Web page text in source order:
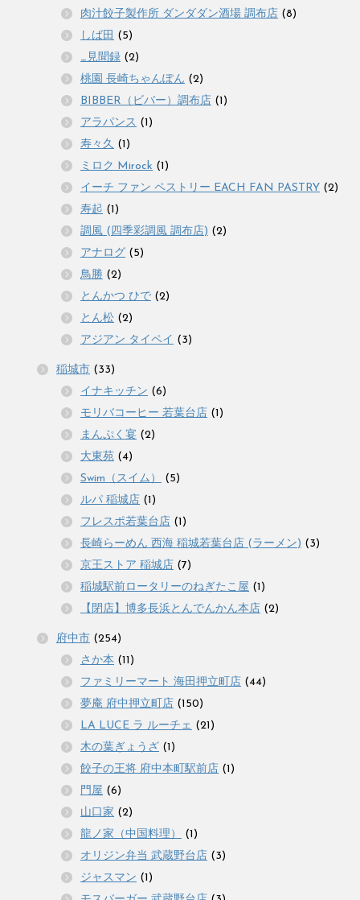
肉汁餃子製作所 ダンダダン酒場 調布店 (8)
しば田 (5)
_見聞録 (2)
桃園 長崎ちゃんぽん (2)
BIBBER（ビバー）調布店 (1)
アラパンス (1)
寿々久 (1)
ミロク Mirock (1)
イーチ ファン ペストリー EACH FAN PASTRY (2)
寿起 (1)
調風 (四季彩調風 調布店) (2)
アナログ (5)
鳥勝 (2)
とんかつ ひで (2)
とん松 (2)
アジアン タイペイ (3)
稲城市 (33)
イナキッチン (6)
モリバコーヒー 若葉台店 (1)
まんぷく宴 (2)
大東苑 (4)
Swim（スイム）
(5)
ルパ 稲城店 (1)
フレスポ若葉台店 (1)
長崎らーめん 西海 稲城若葉台店 (ラーメン) (3)
京王ストア 稲城店 (7)
稲城駅前ロータリーのねぎたこ屋 (1)
【閉店】博多長浜とんでんかん本店 (2)
府中市 (254)
さか本 (11)
ファミリーマート 海田押立町店 (44)
夢庵 府中押立町店 (150)
LA LUCE ラ ルーチェ (21)
木の葉ぎょうざ (1)
餃子の王将 府中本町駅前店 (1)
門屋 (6)
山口家 (2)
龍ノ家（中国料理）
(1)
オリジン弁当 武蔵野台店 (3)
ジャスマン (1)